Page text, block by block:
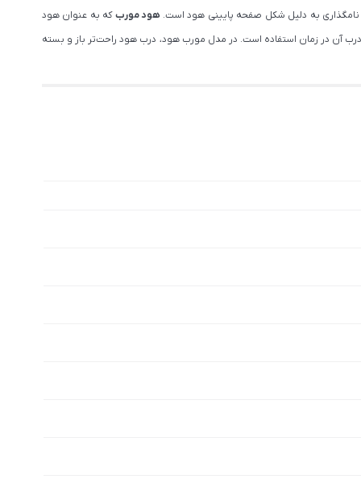
به دلیل شکل صفحه پایینی هود است.هود موربکه به عنوان هود
باز کردن درب آن در زمان استفاده است. در مدل مورب هود، درب هود راحت‌تر باز و بسته